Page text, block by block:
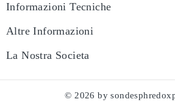
Informazioni Tecniche
Altre Informazioni
La Nostra Societa
© 2026 by